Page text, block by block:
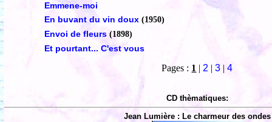
Emmene-moi
En buvant du vin doux (1950)
Envoi de fleurs (1898)
Et pourtant... C'est vous
Pages : 1 | 2 |3 |4
CD thèmatiques:
Jean Lumière : Le charmeur des ondes